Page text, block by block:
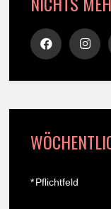
*Pflichtfeld